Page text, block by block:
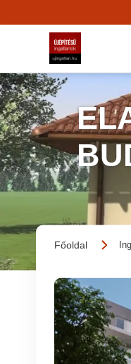
Főoldal